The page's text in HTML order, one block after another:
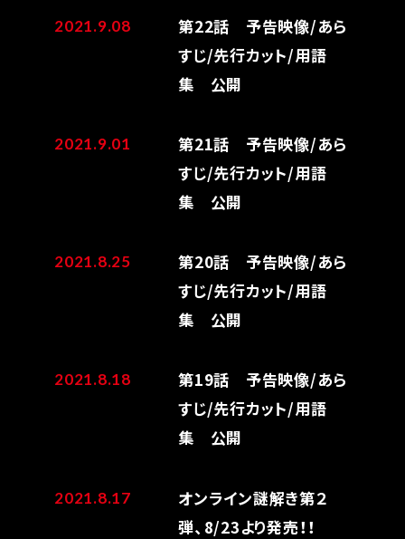
2021.9.08
第22話 予告映像/あら
すじ/先行カット/用語
集 公開
2021.9.01
第21話 予告映像/あら
すじ/先行カット/用語
集 公開
2021.8.25
第20話 予告映像/あら
すじ/先行カット/用語
集 公開
2021.8.18
第19話 予告映像/あら
すじ/先行カット/用語
集 公開
2021.8.17
オンライン謎解き第２
弾、8/23より発売！！